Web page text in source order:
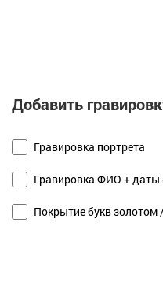
Добавить
Гравировка портрета
Гравировка ФИО + даты
Покрытие букв золотом